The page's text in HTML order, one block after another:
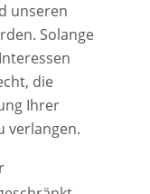
unseren
Solange
die
Ihrer
verlangen.